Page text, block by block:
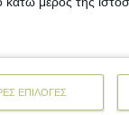
ΕΠΙΛΟΓΕΣ